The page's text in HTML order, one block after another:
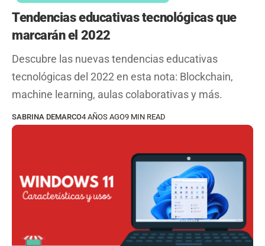
Tendencias educativas tecnológicas que
marcarán el 2022
Descubre las nuevas tendencias educativas
tecnológicas del 2022 en esta nota: Blockchain,
machine learning, aulas colaborativas y más.
SABRINA DEMARCO4 AÑOS AGO9 MIN READ